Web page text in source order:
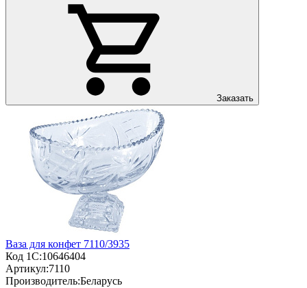
Заказать
Ваза для конфет 7110/3935
Код 1С:10646404
Артикул:7110
Производитель:Беларусь